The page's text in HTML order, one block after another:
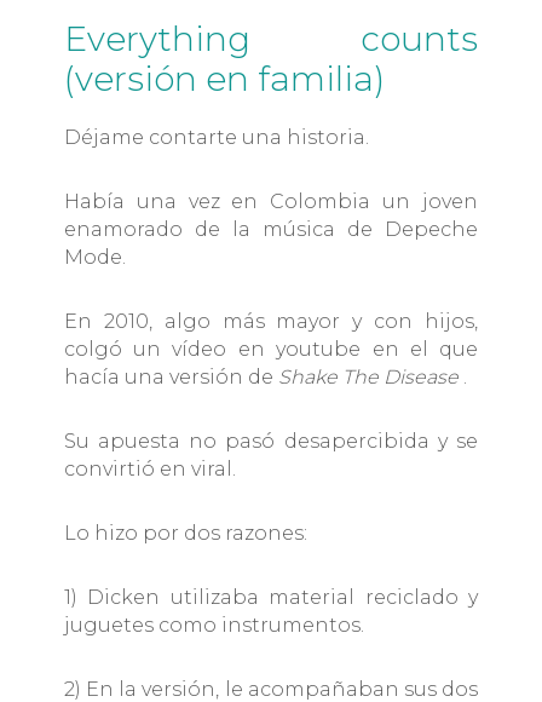
Everything counts
(versión en familia)
Déjame contarte una historia.
Había una vez en Colombia un joven
enamorado de la música de Depeche
Mode.
En 2010, algo más mayor y con hijos,
colgó un vídeo en youtube en el que
hacía una versión de Shake The Disease
Su apuesta no pasó desapercibida y se
convirtió en viral.
Lo hizo por dos razones:
1) Dicken utilizaba material reciclado y
juguetes como instrumentos.
2) En la versión, le acompañaban sus dos